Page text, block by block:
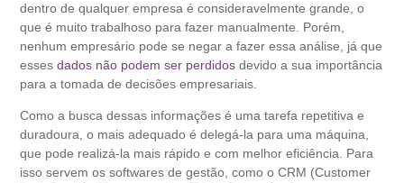
dentro de qualquer empresa é consideravelmente grande, o
que é muito trabalhoso para fazer manualmente. Porém,
nenhum empresário pode se negar a fazer essa análise, já que
essesdados não podem ser perdidos devido a sua importância
para a tomada de decisões empresariais.
Como a busca dessas informações é uma tarefa repetitiva e
duradoura, o mais adequado é delegá-la para uma máquina,
que pode realizá-la mais rápido e com melhor eficiência. Para
isso servem os softwares de gestão, como o CRM (Customer